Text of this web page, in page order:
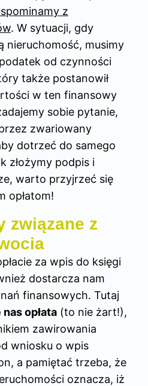
z
. W sytuacji, gdy
nieruchomość, musimy
od czynności
także postanowił
w ten finansowy
sobie pytanie,
zwariowany
dotrzeć do samego
złożymy podpis i
warto przyjrzeć się
opłatom!
związane z
za wpis do księgi
dostarcza nam
finansowych. Tutaj
opłata (to nie żart!),
zawirowania
wniosku o wpis
a pamiętać trzeba, że
oznacza, iż